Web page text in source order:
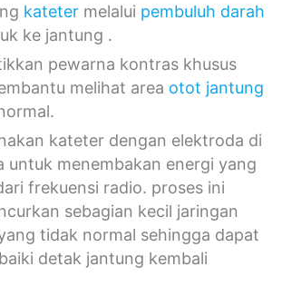
kateter melalui pembuluh darah
ke jantung .
pewarna kontras khusus
melihat area otot jantung
kateter dengan elektroda di
untuk menembakan energi yang
frekuensi radio. proses ini
sebagian kecil jaringan
tidak normal sehingga dapat
detak jantung kembali